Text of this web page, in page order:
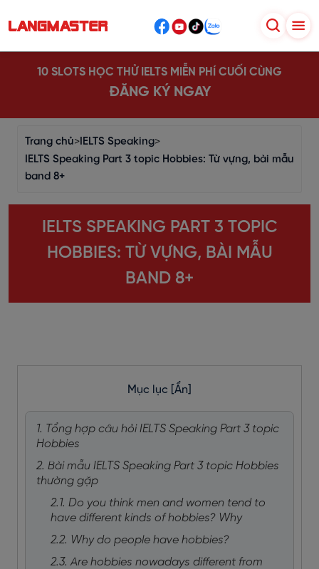
10 SLOTS HỌC THỬ IELTS MIỄN PHÍ CUỐI CÙNG
ĐĂNG KÝ NGAY
Trang chủ> IELTS Speaking>
IELTS Speaking Part 3 topic Hobbies: Từ vựng, bài mẫu
band 8+
IELTS SPEAKING PART 3 TOPIC
HOBBIES: TỪ VỰNG, BÀI MẪU
BAND 8+
Mục lục [Ẩn]
1. Tổng hợp câu hỏi IELTS Speaking Part 3 topic
Hobbies
2. Bài mẫu IELTS Speaking Part 3 topic Hobbies
thường gặp
2.1. Do you think men and women tend to
have different kinds of hobbies? Why
2.2. Why do people have hobbies?
2.3. Are hobbies nowadays different from